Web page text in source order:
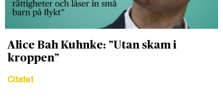
Alice Bah Kuhnke: ”Utan skam i
kroppen”
Citatet